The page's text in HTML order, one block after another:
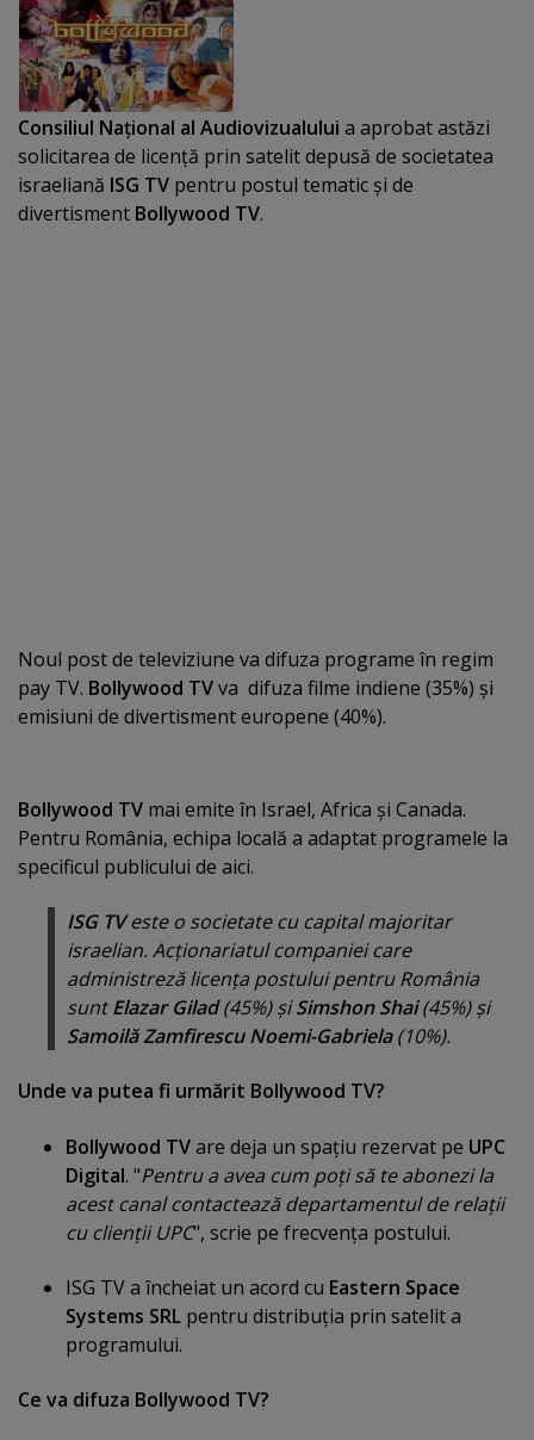
Consiliul Naţional al Audiovizualului a aprobat astăzi
solicitarea de licenţă prin satelit depusă de societatea
israeliană ISG TV pentru postul tematic şi de
divertisment Bollywood TV.
Noul post de televiziune va difuza programe în regim
pay TV. Bollywood TVva difuza filme indiene (35%) şi
emisiuni de divertisment europene (40%).
Bollywood TV mai emite în Israel, Africa şi Canada.
Pentru România, echipa locală a adaptat programele la
specificul publicului de aici.
ISG TVeste o societate cu capital majoritar
israelian. Acţionariatul companiei care
administreză licenţa postului pentru România
suntElazar Gilad(45%) şiSimshon Shai(45%) şi
Samoilă Zamfirescu Noemi-Gabriela(10%).
Unde va putea fi urmărit Bollywood TV?
Bollywood TVare deja un spaţiu rezervat pe UPC
Digital. "Pentru a avea cum poţi să te abonezi la
acest canal contactează departamentul de relaţii
cu clienţii UPC", scrie pe frecvenţa postului.
ISG TV a încheiat un acord cu Eastern Space
Systems SRL pentru distribuţia prin satelit a
programului.
Ce va difuza Bollywood TV?